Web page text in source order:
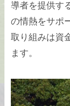
導者を提供す
の情熱をサポ
取り組みは資
ます。